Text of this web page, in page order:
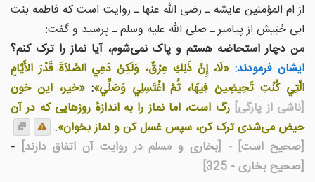
از ام المؤمنین عایشه ـ رضی الله عنها ـ روایت است که فاطمه بنت
ابی حُبَیش از پیامبر ـ صلی الله علیه وسلم ـ پرسید و گفت:
من دچار استحاضه هستم و پاک نمی‌شوم، آیا نماز را ترک کنم؟
ایشان فرمودند: «لَا، إِنَّ ذَلِكِ عِرْقٌ، وَلَكِنْ دَعِي الصَّلاَةَ قَدْرَ الأَيَّامِ
الَّتِي كُنْتِ تَحِيضِينَ فِيهَا، ثُمَّ اغْتَسِلِي وَصَلِّي»:«خیر، این خون
[ناشی از پارگی] رگ است، اما نماز را به اندازهٔ روزهایی که در آن
حیض می‌شدی ترک کن، سپس غسل کن و نماز بخوان».
[صحیح است] - [بخارى و مسلم در روايت آن اتفاق دارند] -
[صحیح بخاری - 325]